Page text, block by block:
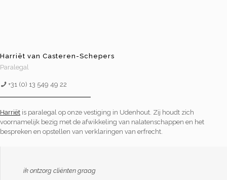
Harriët van Casteren-Schepers
Paralegal
+31 (0) 13 549 49 22
Harriët is paralegal op onze vestiging in Udenhout. Zij houdt zich
voornamelijk bezig met de afwikkeling van nalatenschappen en het
bespreken en opstellen van verklaringen van erfrecht.
ik ontzorg cliënten graag